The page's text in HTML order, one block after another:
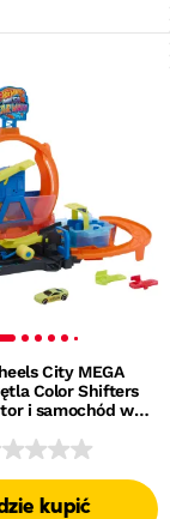
City MEGA
Color Shifters
i samochód w
samochodowa
kupić